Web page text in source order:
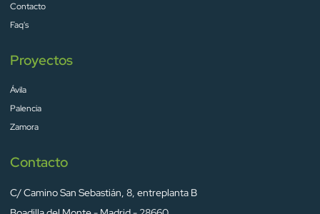
Contacto
Faq's
Proyectos
Ávila
Palencia
Zamora
Contacto
C/ Camino San Sebastián, 8, entreplanta B